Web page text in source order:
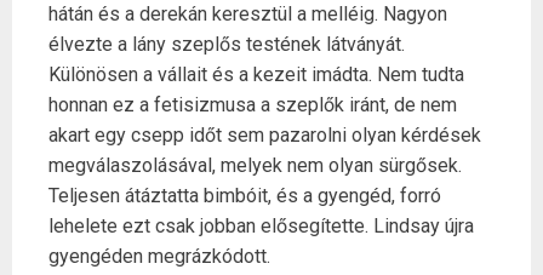
hátán és a derekán keresztül a melléig. Nagyon
élvezte a lány szeplős testének látványát.
Különösen a vállait és a kezeit imádta. Nem tudta
honnan ez a fetisizmusa a szeplők iránt, de nem
akart egy csepp időt sem pazarolni olyan kérdések
megválaszolásával, melyek nem olyan sürgősek.
Teljesen átáztatta bimbóit, és a gyengéd, forró
lehelete ezt csak jobban elősegítette. Lindsay újra
gyengéden megrázkódott.